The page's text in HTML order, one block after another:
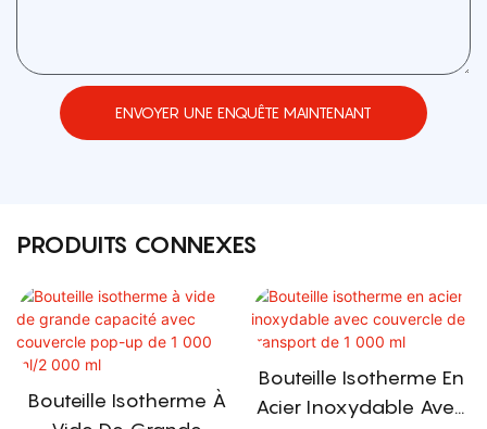
ENVOYER UNE ENQUÊTE MAINTENANT
PRODUITS CONNEXES
Bouteille Isotherme À
Bouteille Isotherme En
Acier Inoxydable Avec